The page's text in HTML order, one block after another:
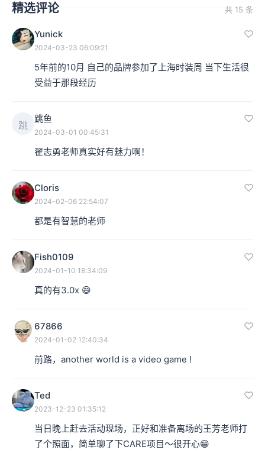
精选评论 共 15 条
Yunick
2024-03-23 06:09:21
5年前的10月 自己的品牌参加了上海时装周 当下生活很
受益于那段经历
跳
跳鱼
2024-03-01 00:45:31
翟志勇老师真实好有魅力啊！
Cloris
2024-02-06 22:54:07
都是有智慧的老师
Fish0109
2024-01-10 18:34:09
真的有3.0x 😄
67866
2024-01-02 12:40:34
前路，another world is a video game !
Ted
2023-12-23 01:35:12
当日晚上赶去活动现场，正好和准备离场的王芳老师打
了个照面，简单聊了下CARE项目～很开心😁